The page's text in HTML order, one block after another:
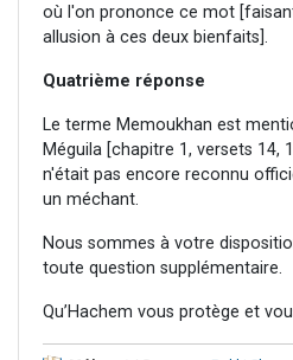
où l'on prononce ce mot
allusion à ces deux bienfaits].
Quatrième réponse
Le terme Memoukhan est
Méguila [chapitre 1, versets 14,
n'était pas encore reconnu
un méchant.
Nous sommes à votre
toute question supplémentaire.
Qu’Hachem vous protège et